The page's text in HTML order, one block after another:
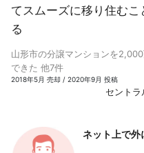
てスムーズに移り住む
る
山形市の分譲マンションを
できた 他7件
2018年5月 売却 / 2020年9月 投稿
セントラ
ネット上で外